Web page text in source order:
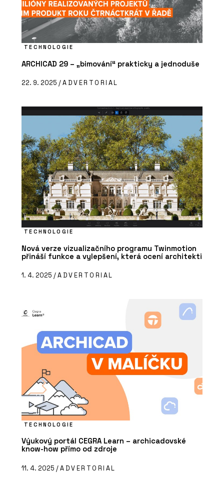
TECHNOLOGIE
ARCHICAD 29 – „bimování“ prakticky a jednoduše
22. 9. 2025 /ADVERTORIAL
TECHNOLOGIE
Nová verze vizualizačního programu Twinmotion
přináší funkce a vylepšení, která ocení architekti
1. 4. 2025 /ADVERTORIAL
TECHNOLOGIE
Výukový portál CEGRA Learn – archicadovské
know-how přímo od zdroje
11. 4. 2025 /ADVERTORIAL